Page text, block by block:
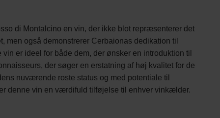
di Montalcino en vin, der ikke blot repræsenterer det
men også demonstrerer Cerbaionas dedikation til
er ideel for både dem, der ønsker en introduktion til
der søger en erstatning af høj kvalitet for de
nuværende roste status og med potentiale til
denne vin en værdifuld tilføjelse til enhver vinkælder.